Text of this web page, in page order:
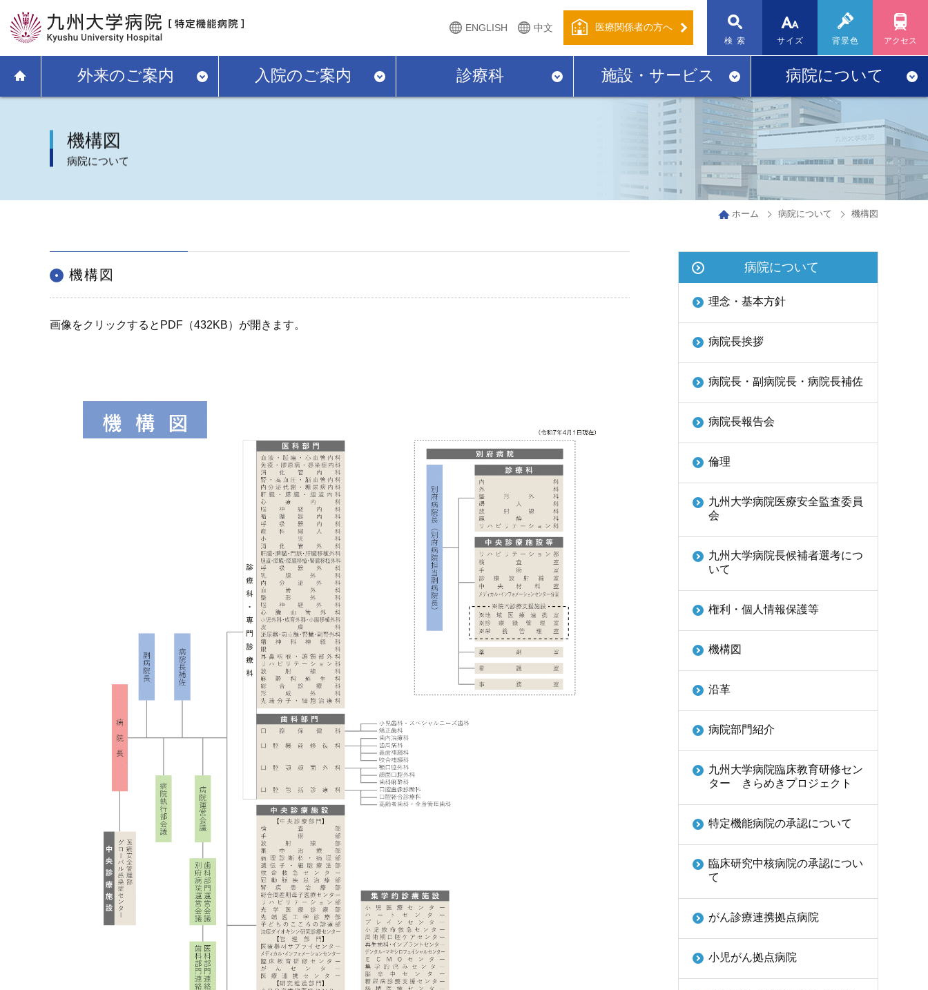
検 索
標準 大
サイズ 背景色 アクセス
ENGLISH 中文 医療関係者の方へ
外来のご案内 入院のご案内 診療科 施設・サービス 病院について
機構図
病院について
ホーム 病院について 機構図
機構図
画像をクリックするとPDF（432KB）が開きます。
病院について
理念・基本方針
病院長挨拶
病院長・副病院長・病院長補佐
病院長報告会
倫理
九州大学病院医療安全監査委員
会
九州大学病院長候補者選考につ
いて
権利・個人情報保護等
機構図
沿革
病院部門紹介
九州大学病院臨床教育研修セン
ター きらめきプロジェクト
特定機能病院の承認について
臨床研究中核病院の承認につい
て
がん診療連携拠点病院
小児がん拠点病院